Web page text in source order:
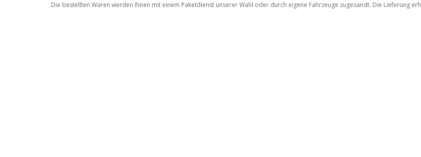
Die bestellten Waren werden Ihnen mit einem Paketdienst unserer Wahl oder durch eigene Fahrzeuge zugesandt. Die Lieferung